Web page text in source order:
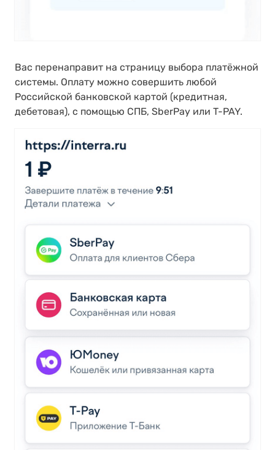
Вас перенаправит на страницу выбора платёжной
системы. Оплату можно совершить любой
Российской банковской картой (кредитная,
дебетовая), с помощью СПБ, SberPay или T-PAY.